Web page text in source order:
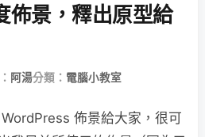
佈景，釋出原型給
阿湯分類： 電腦小教室
佈景給大家，很可